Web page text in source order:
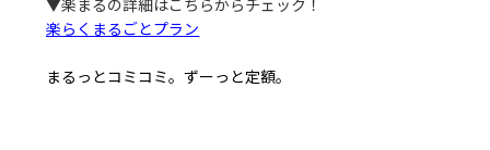
▼楽まるの詳細はこちらからチェック！
楽らくまるごとプラン
まるっとコミコミ。ずーっと定額。